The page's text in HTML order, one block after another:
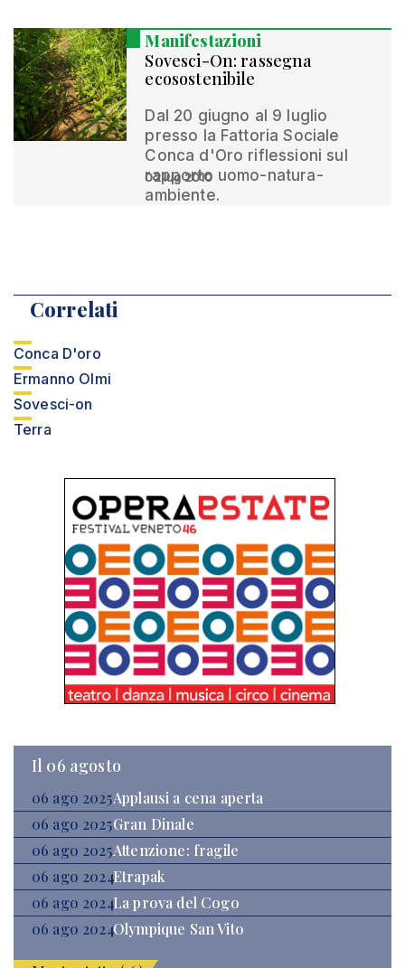
Manifestazioni
Sovesci-On: rassegna
ecosostenibile
Dal 20 giugno al 9 luglio
presso la Fattoria Sociale
Conca d'Oro riflessioni sul
rapporto uomo-natura-
ambiente.
02 lug 2010
Correlati
Conca D'oro
Ermanno Olmi
Sovesci-on
Terra
Il 06 agosto
06 ago 2025Applausi a cena aperta
06 ago 2025Gran Dinale
06 ago 2025Attenzione: fragile
06 ago 2024Etrapak
06 ago 2024La prova del Cogo
06 ago 2024Olympique San Vito